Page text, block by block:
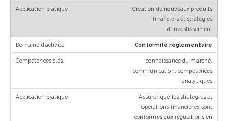
Création de nouveaux produits
financiers et stratégies
d’investissement
Conformité réglementaire
connaissance du marché,
communication, compétences
analytiques
Assurer que les stratégies et
opérations financières sont
conformes aux régulations en